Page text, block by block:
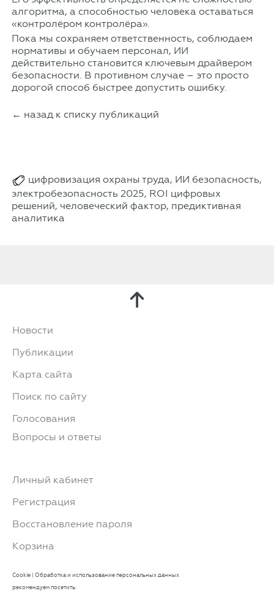
алгоритма, а способностью человека оставаться
«контролёром контролёра».
Пока мы сохраняем ответственность, соблюдаем
нормативы и обучаем персонал, ИИ
действительно становится ключевым драйвером
безопасности. В противном случае – это просто
дорогой способ быстрее допустить ошибку.
← назад к списку публикаций
цифровизация охраны труда, ИИ безопасность,
электробезопасность 2025, ROI цифровых
решений, человеческий фактор, предиктивная
аналитика
Новости
Публикации
Карта сайта
Поиск по сайту
Голосования
Вопросы и ответы
Личный кабинет
Регистрация
Восстановление пароля
Корзина
Cookie | Обработка и использование персональных данных
рекомендуем посетить: